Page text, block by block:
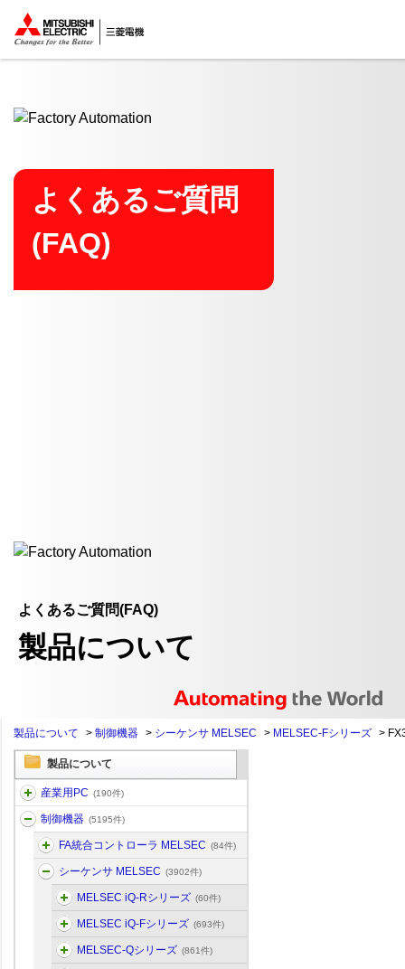
ここから本文
よくあるご質問
(FAQ)
よくあるご質問(FAQ)
製品について
製品について > 制御機器 > シーケンサ MELSEC > MELSEC-Fシリーズ >
製品について
産業用PC (190件)
制御機器 (5195件)
FA統合コントローラ MELSEC (84件)
シーケンサ MELSEC (3902件)
MELSEC iQ-Rシリーズ (60件)
MELSEC iQ-Fシリーズ (693件)
MELSEC-Qシリーズ (861件)